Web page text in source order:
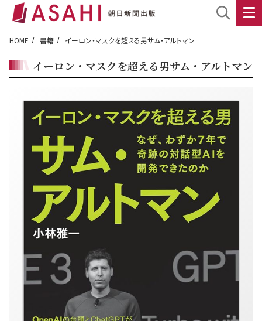
HOME 書籍 イーロン・マスクを超える男サム・アルトマン
イーロン・マスクを超える男サム・アルトマン